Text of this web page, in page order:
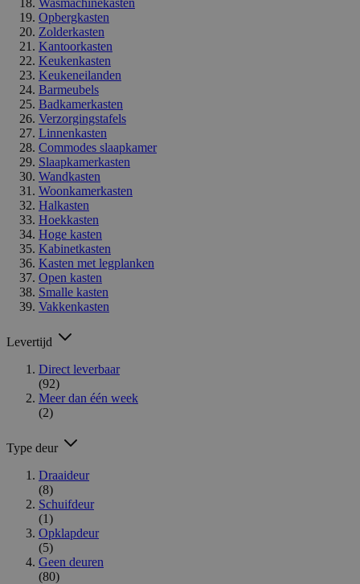
Wasmachinekasten
Opbergkasten
Zolderkasten
Kantoorkasten
Keukenkasten
Keukeneilanden
Barmeubels
Badkamerkasten
Verzorgingstafels
Linnenkasten
Commodes slaapkamer
Slaapkamerkasten
Wandkasten
Woonkamerkasten
Halkasten
Hoekkasten
Hoge kasten
Kabinetkasten
Kasten met legplanken
Open kasten
Smalle kasten
Vakkenkasten
Levertijd
Direct leverbaar
(92)
Meer dan één week
(2)
Type deur
Draaideur
(8)
Schuifdeur
(1)
Opklapdeur
(5)
Geen deuren
(80)